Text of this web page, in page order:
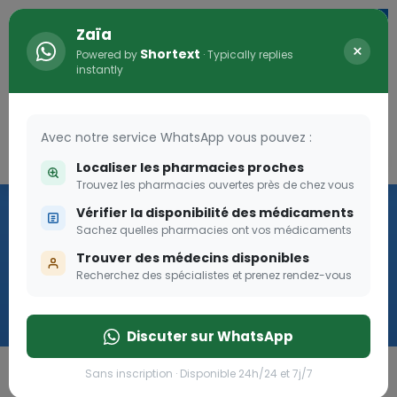
Vaccination
Zaïa
Powered by Shortext · Typically replies
instantly
×
Avec notre service WhatsApp vous pouvez :
Localiser les pharmacies proches
Trouvez les pharmacies ouvertes près de chez vous
Vérifier la disponibilité des médicaments
Sachez quelles pharmacies ont vos médicaments
Trouver des médecins disponibles
Recherchez des spécialistes et prenez rendez-vous
Discuter sur WhatsApp
Sans inscription · Disponible 24h/24 et 7j/7